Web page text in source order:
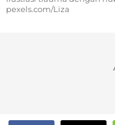
pexels.com/Liza